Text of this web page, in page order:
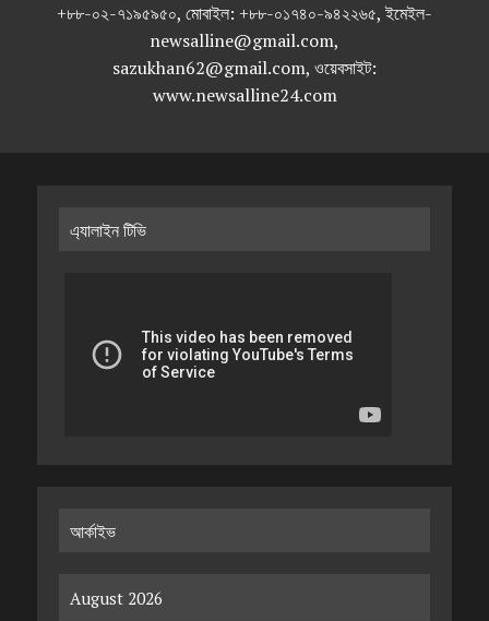
+৮৮-০২-৭১৯৫৯৫০, মোবাইল: +৮৮-০১৭৪০-৯৪২২৬৫, ইমেইল-
newsalline@gmail.com,
sazukhan62@gmail.com, ওয়েবসাইট:
www.newsalline24.com
এ্যালাইন টিভি
আর্কাইভ
August 2026